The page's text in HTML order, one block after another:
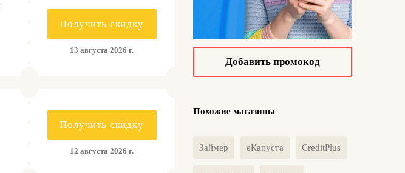
Получить скидку
13 августа 2026 г.
Получить скидку
12 августа 2026 г.
Добавить промокод
Похожие магазины
Займер еКапуста CreditPlus